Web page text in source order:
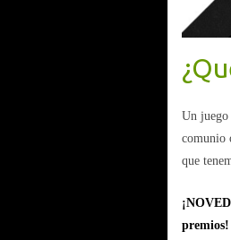
Un
comunio
que
premios!